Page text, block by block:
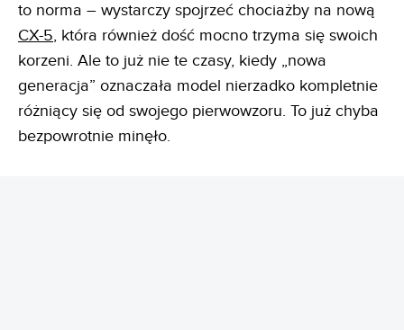
to norma – wystarczy spojrzeć chociażby na nową
CX-5, która również dość mocno trzyma się swoich
korzeni. Ale to już nie te czasy, kiedy „nowa
generacja” oznaczała model nierzadko kompletnie
różniący się od swojego pierwowzoru. To już chyba
bezpowrotnie minęło.